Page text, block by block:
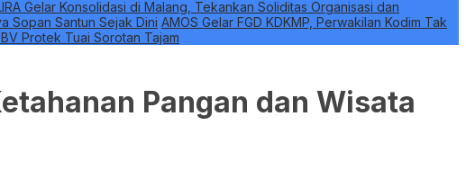
Gelar Konsolidasi di Malang, Tekankan Soliditas Organisasi dan
Sopan Santun Sejak Dini AMOS Gelar FGD KDKMP, Perwakilan Kodim Tak
Protek Tuai Sorotan Tajam
Pangan dan Wisata